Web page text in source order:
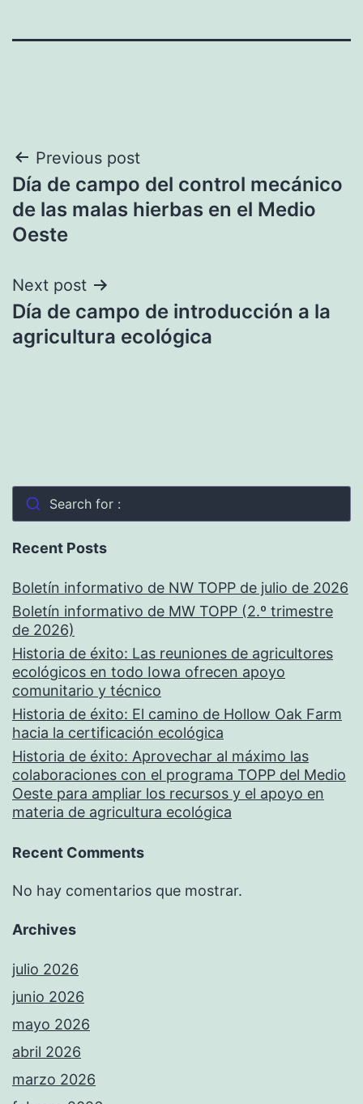
Navegación
de
entradas
Previous post
Día de campo del control mecánico
de las malas hierbas en el Medio
Oeste
Next post
Día de campo de introducción a la
agricultura ecológica
Search for :
Recent Posts
Boletín informativo de NW TOPP de julio de 2026
Boletín informativo de MW TOPP (2.º trimestre
de 2026)
Historia de éxito: Las reuniones de agricultores
ecológicos en todo Iowa ofrecen apoyo
comunitario y técnico
Historia de éxito: El camino de Hollow Oak Farm
hacia la certificación ecológica
Historia de éxito: Aprovechar al máximo las
colaboraciones con el programa TOPP del Medio
Oeste para ampliar los recursos y el apoyo en
materia de agricultura ecológica
Recent Comments
No hay comentarios que mostrar.
Archives
julio 2026
junio 2026
mayo 2026
abril 2026
marzo 2026